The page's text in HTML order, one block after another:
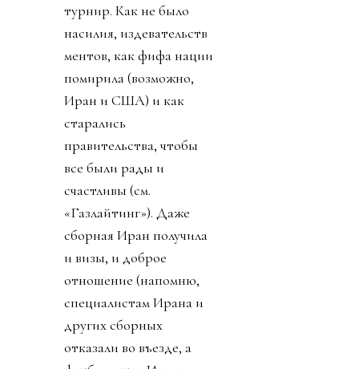
турнир. Как не было
насилия, издевательств
ментов, как фифа нации
помирила (возможно,
Иран и США) и как
старались
правительства, чтобы
все были рады и
счастливы (см.
«Газлайтинг»). Даже
сборная Иран получила
и визы, и доброе
отношение (напомню,
специалистам Ирана и
других сборных
отказали во въезде, а